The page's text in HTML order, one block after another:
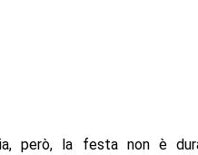
però, la festa non è